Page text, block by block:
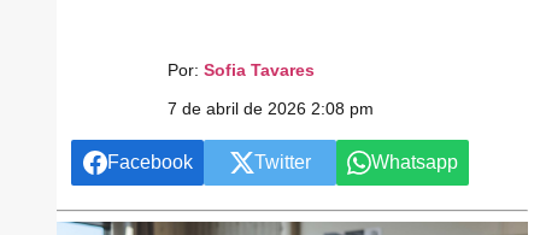
Por: Sofia Tavares
7 de abril de 2026 2:08 pm
Facebook Twitter Whatsapp